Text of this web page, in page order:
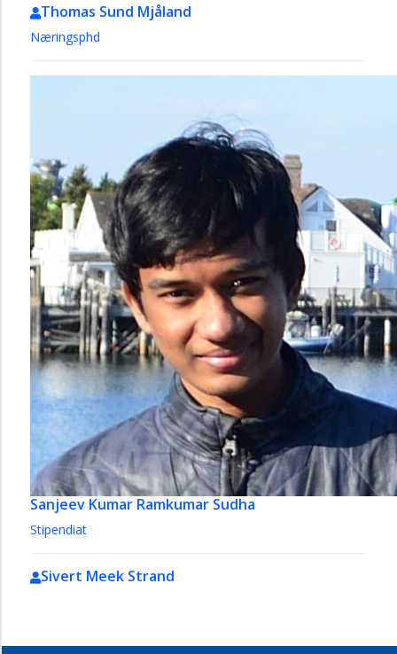
Thomas Sund Mjåland
Næringsphd
Sanjeev Kumar Ramkumar Sudha
Stipendiat
Sivert Meek Strand